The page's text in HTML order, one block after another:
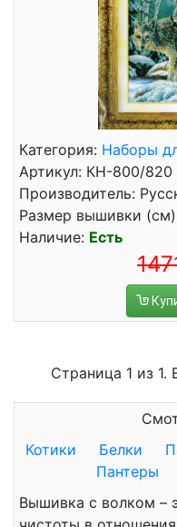
Категория: Наборы
Артикул: КН-800/820
Производитель:
Размер вышивки
Наличие: Есть
Страница 1 из 1.
Котики
Белки
Пантеры
Вышивка с волком –